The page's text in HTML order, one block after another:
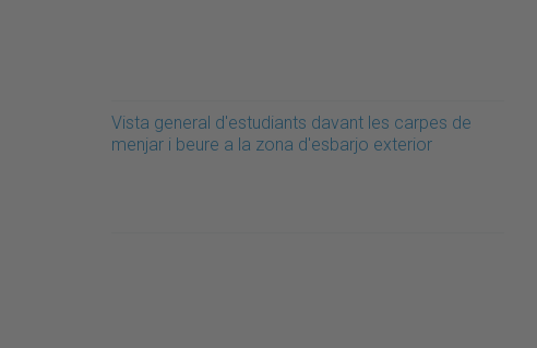
Vista general d'estudiants davant les carpes de
menjar i beure a la zona d'esbarjo exterior